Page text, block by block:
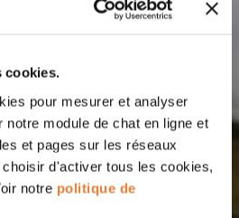
cookies.
pour mesurer et analyser
notre module de chat en ligne et
et pages sur les réseaux
d'activer tous les cookies,
notre politique de